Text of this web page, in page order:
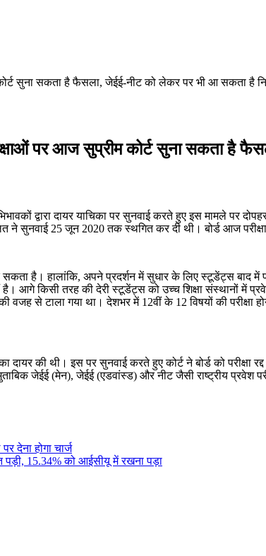
कोर्ट सुना सकता है फैसला, जेईई-नीट को लेकर पर भी आ सकता है
पर आज सुप्रीम कोर्ट सुना सकता
द्वारा दायर याचिका पर सुनवाई करते हुए इस मामले पर
ने सुनवाई 25 जून 2020 तक स्थगित कर दी थी। बोर्ड आज
सकता है। हालांकि, अपने प्रदर्शन में सुधार के लिए स्टूडेंट्स बाद
आगे किसी तरह की देरी स्टूडेंट्स को उच्च शिक्षा संस्थानों में
वजह से टाला गया था। देशभर में 12वीं के 12 विषयों की परीक्षा
की थी। इस पर सुनवाई करते हुए कोर्ट ने बोर्ड को परीक्षा
जेईई (मेन), जेईई (एडवांस्ड) और नीट जैसी राष्ट्रीय प्रवेश
देना होगा चार्ज
पड़ी, 15.34% को आईसीयू में रखना पड़ा